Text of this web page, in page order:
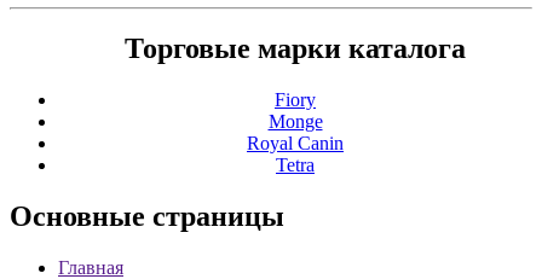
Торговые марки каталога
Fiory
Monge
Royal Canin
Tetra
Основные страницы
Главная